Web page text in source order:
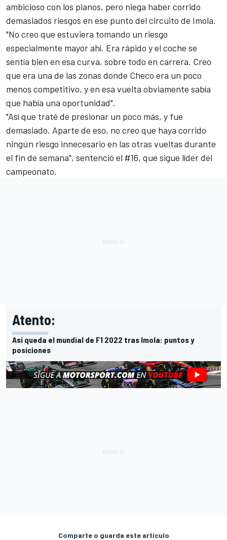
ambicioso con los pianos, pero niega haber corrido
demasiados riesgos en ese punto del circuito de Imola.
"No creo que estuviera tomando un riesgo
especialmente mayor ahí. Era rápido y el coche se
sentía bien en esa curva, sobre todo en carrera. Creo
que era una de las zonas donde Checo era un poco
menos competitivo, y en esa vuelta obviamente sabía
que había una oportunidad".
"Así que traté de presionar un poco más, y fue
demasiado. Aparte de eso, no creo que haya corrido
ningún riesgo innecesario en las otras vueltas durante
el fin de semana", sentenció el #16, que sigue líder del
campeonato.
Atento:
Así queda el mundial de F1 2022 tras Imola: puntos y
posiciones
Comparte o guarda este artículo